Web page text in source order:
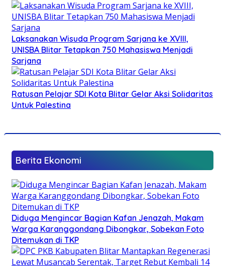
Laksanakan Wisuda Program Sarjana ke XVIII,
UNISBA Blitar Tetapkan 750 Mahasiswa Menjadi
Sarjana
Ratusan Pelajar SDI Kota Blitar Gelar Aksi Solidaritas
Untuk Palestina
Berita Ekonomi
Diduga Mengincar Bagian Kafan Jenazah, Makam
Warga Karanggondang Dibongkar, Sobekan Foto
Ditemukan di TKP